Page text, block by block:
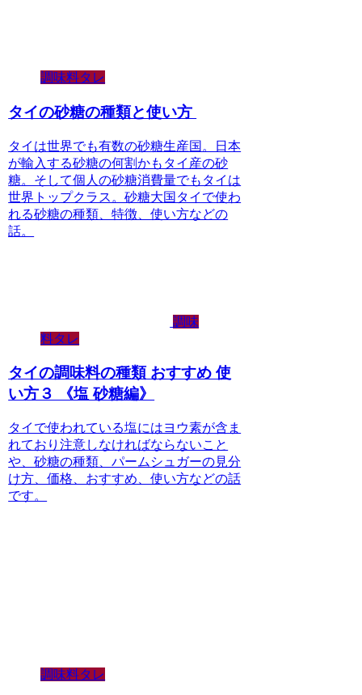
調味料タレ
タイの砂糖の種類と使い方
タイは世界でも有数の砂糖生産国。日本
が輸入する砂糖の何割かもタイ産の砂
糖。そして個人の砂糖消費量でもタイは
世界トップクラス。砂糖大国タイで使わ
れる砂糖の種類、特徴、使い方などの
話。
調味
料タレ
タイの調味料の種類 おすすめ 使
い方３ 《塩 砂糖編》
タイで使われている塩にはヨウ素が含ま
れており注意しなければならないこと
や、砂糖の種類、パームシュガーの見分
け方、価格、おすすめ、使い方などの話
です。
調味料タレ